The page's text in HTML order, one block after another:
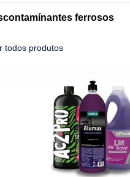
ferrosos
todos produtos